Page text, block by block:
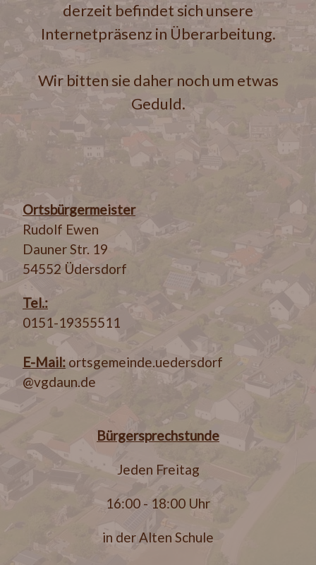
derzeit befindet sich unsere
Internetpräsenz in Überarbeitung.
Wir bitten sie daher noch um etwas
Geduld.
Ortsbürgermeister
Rudolf Ewen
Dauner Str. 19
54552 Üdersdorf
Tel.:
0151-19355511
E-Mail: ortsgemeinde.uedersdorf
@vgdaun.de
Bürgersprechstunde
Jeden Freitag
16:00 - 18:00 Uhr
in der Alten Schule